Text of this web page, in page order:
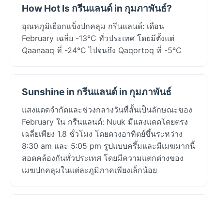
How Hot Is กรีนแลนด์ in กุมภาพันธ์?
อุณหภูมิเยือกแข็งปกคลุม กรีนแลนด์: เดือน
February เฉลี่ย -13°C ทั่วประเทศ โดยมีตั้งแต่
Qaanaaq ที่ -24°C ไปจนถึง Qaqortoq ที่ -5°C
Sunshine in กรีนแลนด์ in กุมภาพันธ์
แสงแดดจำกัดและช่วงกลางวันที่สั้นเป็นลักษณะของ
February ใน กรีนแลนด์: Nuuk มีแสงแดดโดยตรง
เฉลี่ยเพียง 1.8 ชั่วโมง โดยดวงอาทิตย์ขึ้นระหว่าง
8:30 am และ 5:05 pm รูปแบบครึ้มและมีเมฆมากนี้
สอดคล้องกันทั่วประเทศ โดยมีความแตกต่างของ
เมฆปกคลุมในแต่ละภูมิภาคเพียงเล็กน้อย